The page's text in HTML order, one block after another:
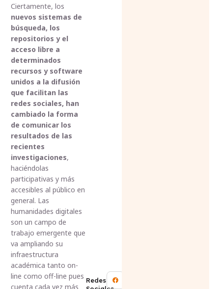
Ciertamente, los
nuevos sistemas de
búsqueda, los
repositorios y el
acceso libre a
determinados
recursos y software
unidos a la difusión
que facilitan las
redes sociales, han
cambiado la forma
de comunicar los
resultados de las
recientes
investigaciones,
haciéndolas
participativas y más
accesibles al público en
general. Las
humanidades digitales
son un campo de
trabajo emergente que
va ampliando su
infraestructura
académica tanto on-
line como off-line pues
cuenta cada vez más
Redes